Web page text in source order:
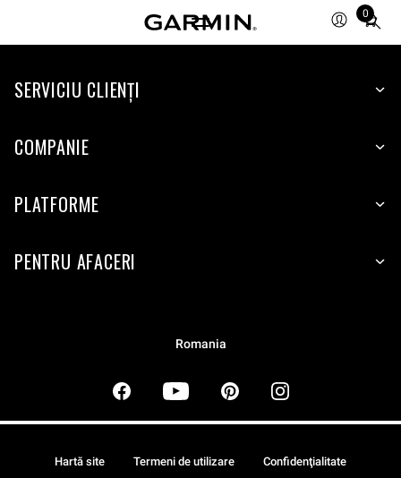
0
Total
items
cart:
SERVICIU CLIENŢI
COMPANIE
PLATFORME
PENTRU AFACERI
Romania
Hartă site Termeni de utilizare Confidenţialitate